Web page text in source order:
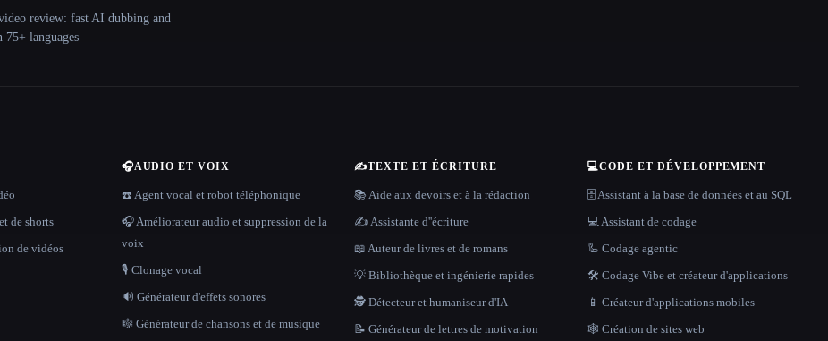
review: fast AI dubbing and
75+ languages
de shorts
de vidéos
🎧AUDIO ET VOIX
☎️ Agent vocal et robot téléphonique
🎧 Améliorateur audio et suppression de la
voix
🎙️ Clonage vocal
🔊 Générateur d'effets sonores
🎼 Générateur de chansons et de musique
✍️TEXTE ET ÉCRITURE
📚 Aide aux devoirs et à la rédaction
✍️ Assistante d''écriture
📖 Auteur de livres et de romans
💡 Bibliothèque et ingénierie rapides
🕵️ Détecteur et humaniseur d'IA
📝 Générateur de lettres de motivation
💻CODE ET DÉVELOPPEMENT
🗄️ Assistant à la base de données et au SQL
💻 Assistant de codage
🦾 Codage agentic
🛠️ Codage Vibe et créateur d'applications
📱 Créateur d'applications mobiles
🕸 Création de sites web